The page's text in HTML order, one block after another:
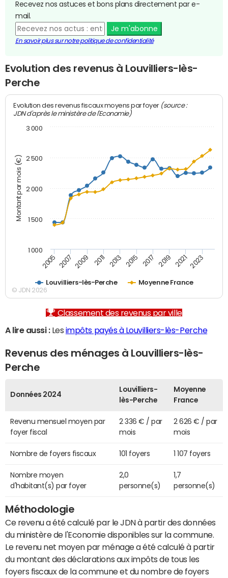
Recevez nos astuces et bons plans directement par e-
mail.
Je m'abonne
En savoir plus sur notre politique de confidentialité
Evolution des revenus à Louvilliers-lès-
Perche
Montant par mois (€)
Evolution des revenus fiscaux moyens par foyer (source :
JDN d'après le ministère de l'Economie)
Louvilliers-lès-Perche Moyenne France
2005 2007 2009 2011 2013 2015 2017 2019 2021 2023
1 000
1 500
2 000
2 500
3 000
© JDN 2026
Classement des revenus par ville
A lire aussi :Les impôts payés à Louvilliers-lès-Perche
Revenus des ménages à Louvilliers-lès-
Perche
Données 2024
Louvilliers-
lès-Perche
Moyenne
France
Revenu mensuel moyen par
foyer fiscal
2 336 € / par
mois
2 626 € / par
mois
Nombre de foyers fiscaux 101 foyers 1 107 foyers
Nombre moyen
d'habitant(s) par foyer
2,0
personne(s)
1,7
personne(s)
Méthodologie
Ce revenu a été calculé par le JDN à partir des données
du ministère de l'Economie disponibles sur la commune.
Le revenu net moyen par ménage a été calculé à partir
du montant des déclarations aux impôts de tous les
foyers fiscaux de la commune et du nombre de foyers